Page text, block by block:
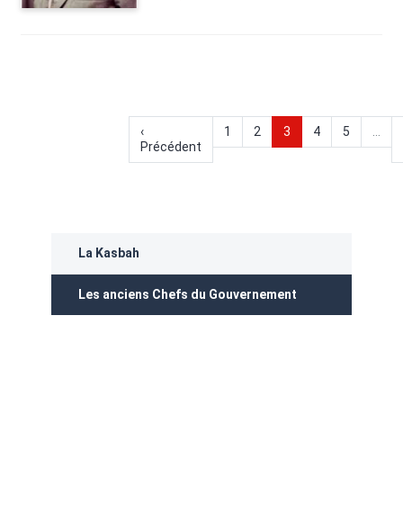
Page
précédente
‹
Précédent
الصفحة
1 الصفحة
2
Page
courante
3 الصفحة
4 الصفحة
5 …
Historique
La Kasbah
Les anciens Chefs du Gouvernement